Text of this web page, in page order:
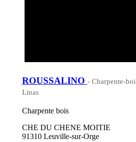
ROUSSALINO - Charpente-
Linas
Charpente bois
CHE DU CHENE MOITIE
91310 Leuville-sur-Orge